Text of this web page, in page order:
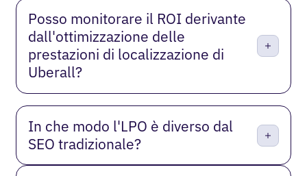
Posso monitorare il ROI derivante
dall'ottimizzazione delle
prestazioni di localizzazione di
Uberall?
In che modo l'LPO è diverso dal
SEO tradizionale?